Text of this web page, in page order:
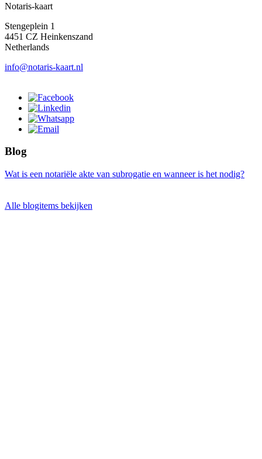
Notaris-kaart
Stengeplein 1
4451 CZ Heinkenszand
Netherlands
info@notaris-kaart.nl
Blog
Wat is een notariële akte van subrogatie en wanneer is het nodig?
Alle blogitems bekijken